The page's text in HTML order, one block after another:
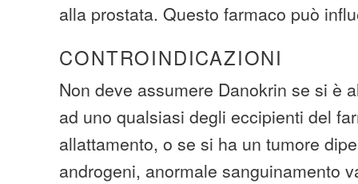
alla prostata. Questo farmaco può
CONTROINDICAZIONI
Non deve assumere Danokrin se si è
ad uno qualsiasi degli eccipienti del
allattamento, o se si ha un tumore
androgeni, anormale sanguinamento